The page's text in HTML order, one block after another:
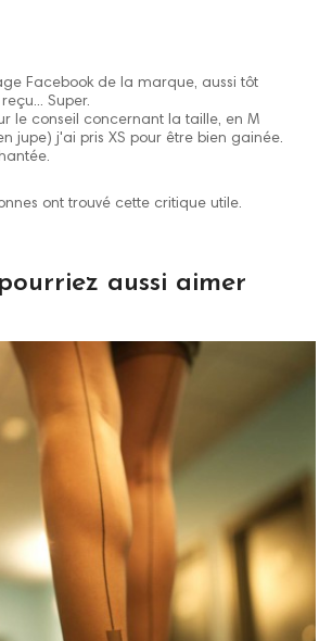
Facebook de la marque, aussi tôt
Super.
le conseil concernant la taille, en M
jupe) j'ai pris XS pour être bien gainée.
ont trouvé cette critique utile.
aussi aimer